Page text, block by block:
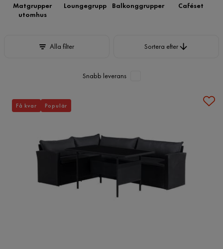
Matgrupper
utomhus
Loungegrupp Balkonggrupper Caféset
Alla filter Sortera efter
Snabb leverans
Få kvar Populär